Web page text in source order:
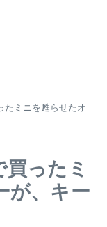
たミニを甦らせたオ
ったミ
が、キー